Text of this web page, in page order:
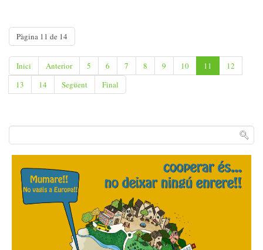
Pàgina 11 de 14
Inici Anterior 5 6 7 8 9 10 11
12
13
14 Següent Final